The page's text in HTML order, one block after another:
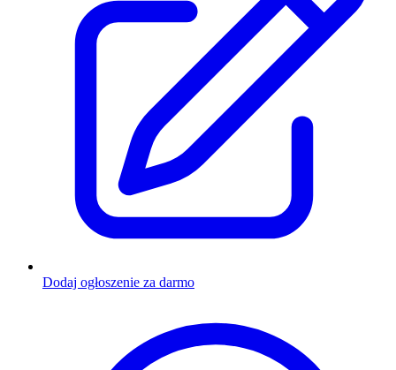
Dodaj ogłoszenie za darmo